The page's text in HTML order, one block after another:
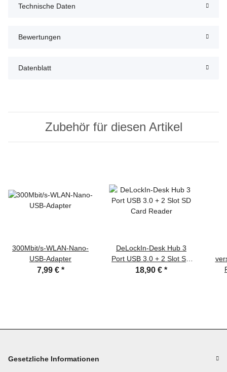
Technische Daten
Bewertungen
Datenblatt
Zubehör für diesen Artikel
300Mbit/s-WLAN-Nano-
USB-Adapter
7,99 € *
DeLockIn-Desk Hub 3
Port USB 3.0 + 2 Slot SD
Card Reader
18,90 € *
Gesetzliche Informationen